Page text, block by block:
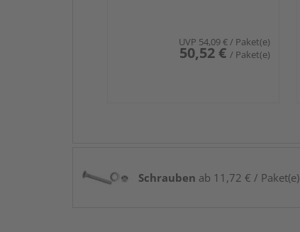
UVP 54,09 €/ Paket(e)
50,52 € / Paket(e)
Schrauben ab 11,72 € / Paket(e)